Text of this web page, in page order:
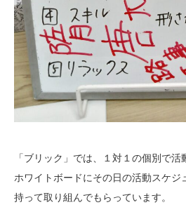
「ブリック」では、１対１の個別で活
ホワイトボードにその日の活動スケジ
持って取り組んでもらっています。